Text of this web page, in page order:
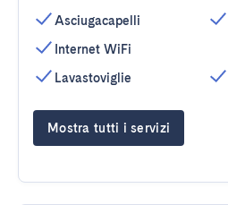
Asciugacapelli
Internet WiFi
Lavastoviglie
Mostra tutti i servizi